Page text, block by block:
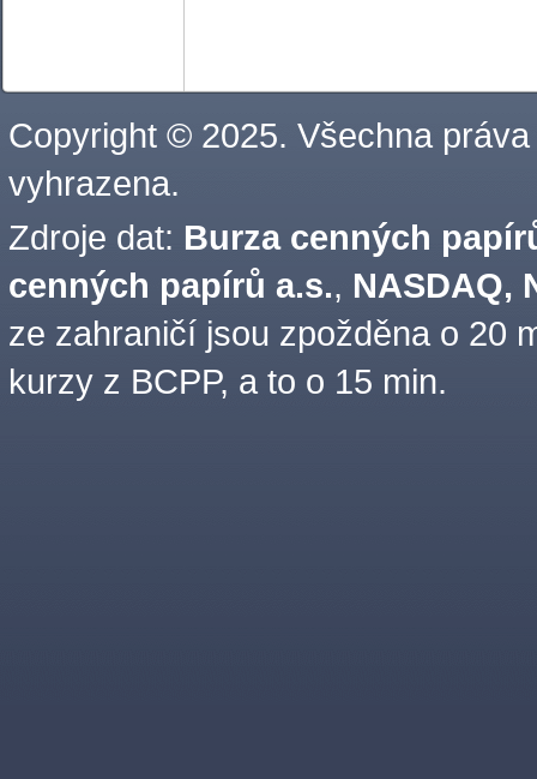
Copyright © 2025. Všechna práva
vyhrazena.
Zdroje dat: Burza cenných
cenných papírů a.s., NASDAQ,
ze zahraničí jsou zpožděna o 20
kurzy z BCPP, a to o 15 min.